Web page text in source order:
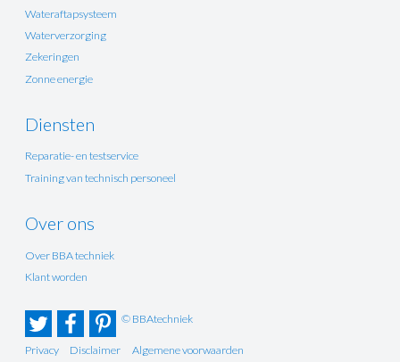
Wateraftapsysteem
Waterverzorging
Zekeringen
Zonne energie
Diensten
Reparatie- en testservice
Training van technisch personeel
Over ons
Over BBA techniek
Klant worden
© BBAtechniek
Privacy Disclaimer Algemene voorwaarden